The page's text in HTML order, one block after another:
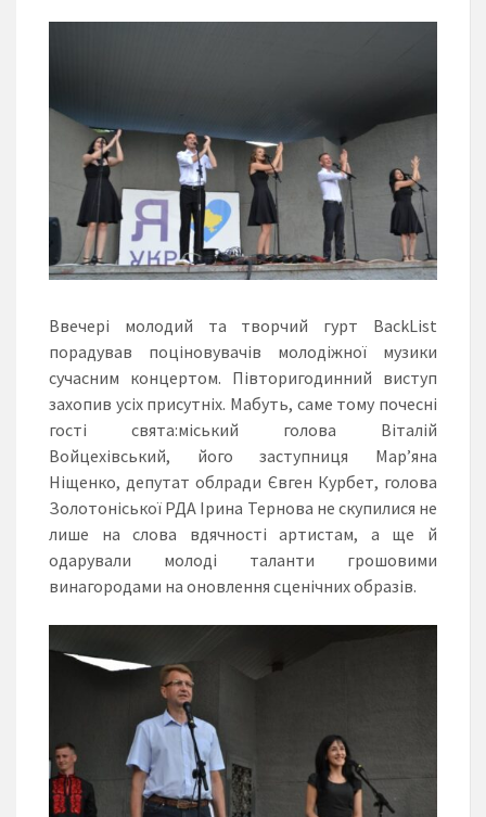
Ввечері молодий та творчий гурт BackList
порадував поціновувачів молодіжної музики
сучасним концертом. Півторигодинний виступ
захопив усіх присутніх. Мабуть, саме тому почесні
гості свята:міський голова Віталій
Войцехівський, його заступниця Мар’яна
Ніщенко, депутат облради Євген Курбет, голова
Золотоніської РДА Ірина Тернова не скупилися не
лише на слова вдячності артистам, а ще й
одарували молоді таланти грошовими
винагородами на оновлення сценічних образів.